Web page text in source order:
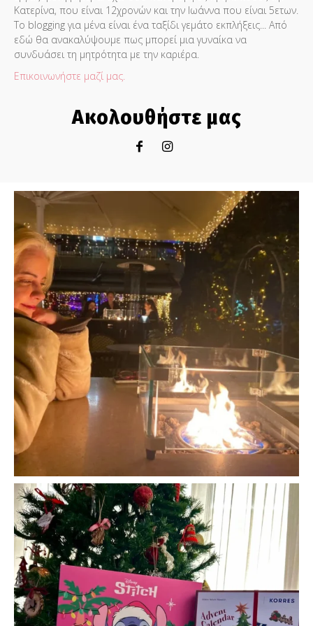
Κατερίνα, που είναι 12χρονών και την Ιωάννα που είναι 5ετων.
Το blogging για μένα είναι ένα ταξίδι γεμάτο εκπλήξεις... Από
εδώ θα ανακαλύψουμε πως μπορεί μια γυναίκα να
συνδυάσει τη μητρότητα με την καριέρα.
Επικοινωνήστε μαζί μας.
Ακολουθήστε μας